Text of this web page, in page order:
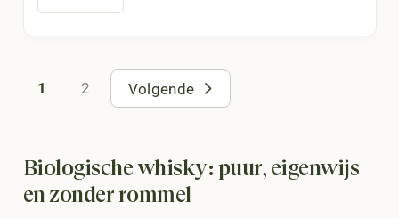
1 2 Volgende
Biologische whisky: puur, eigenwijs
en zonder rommel